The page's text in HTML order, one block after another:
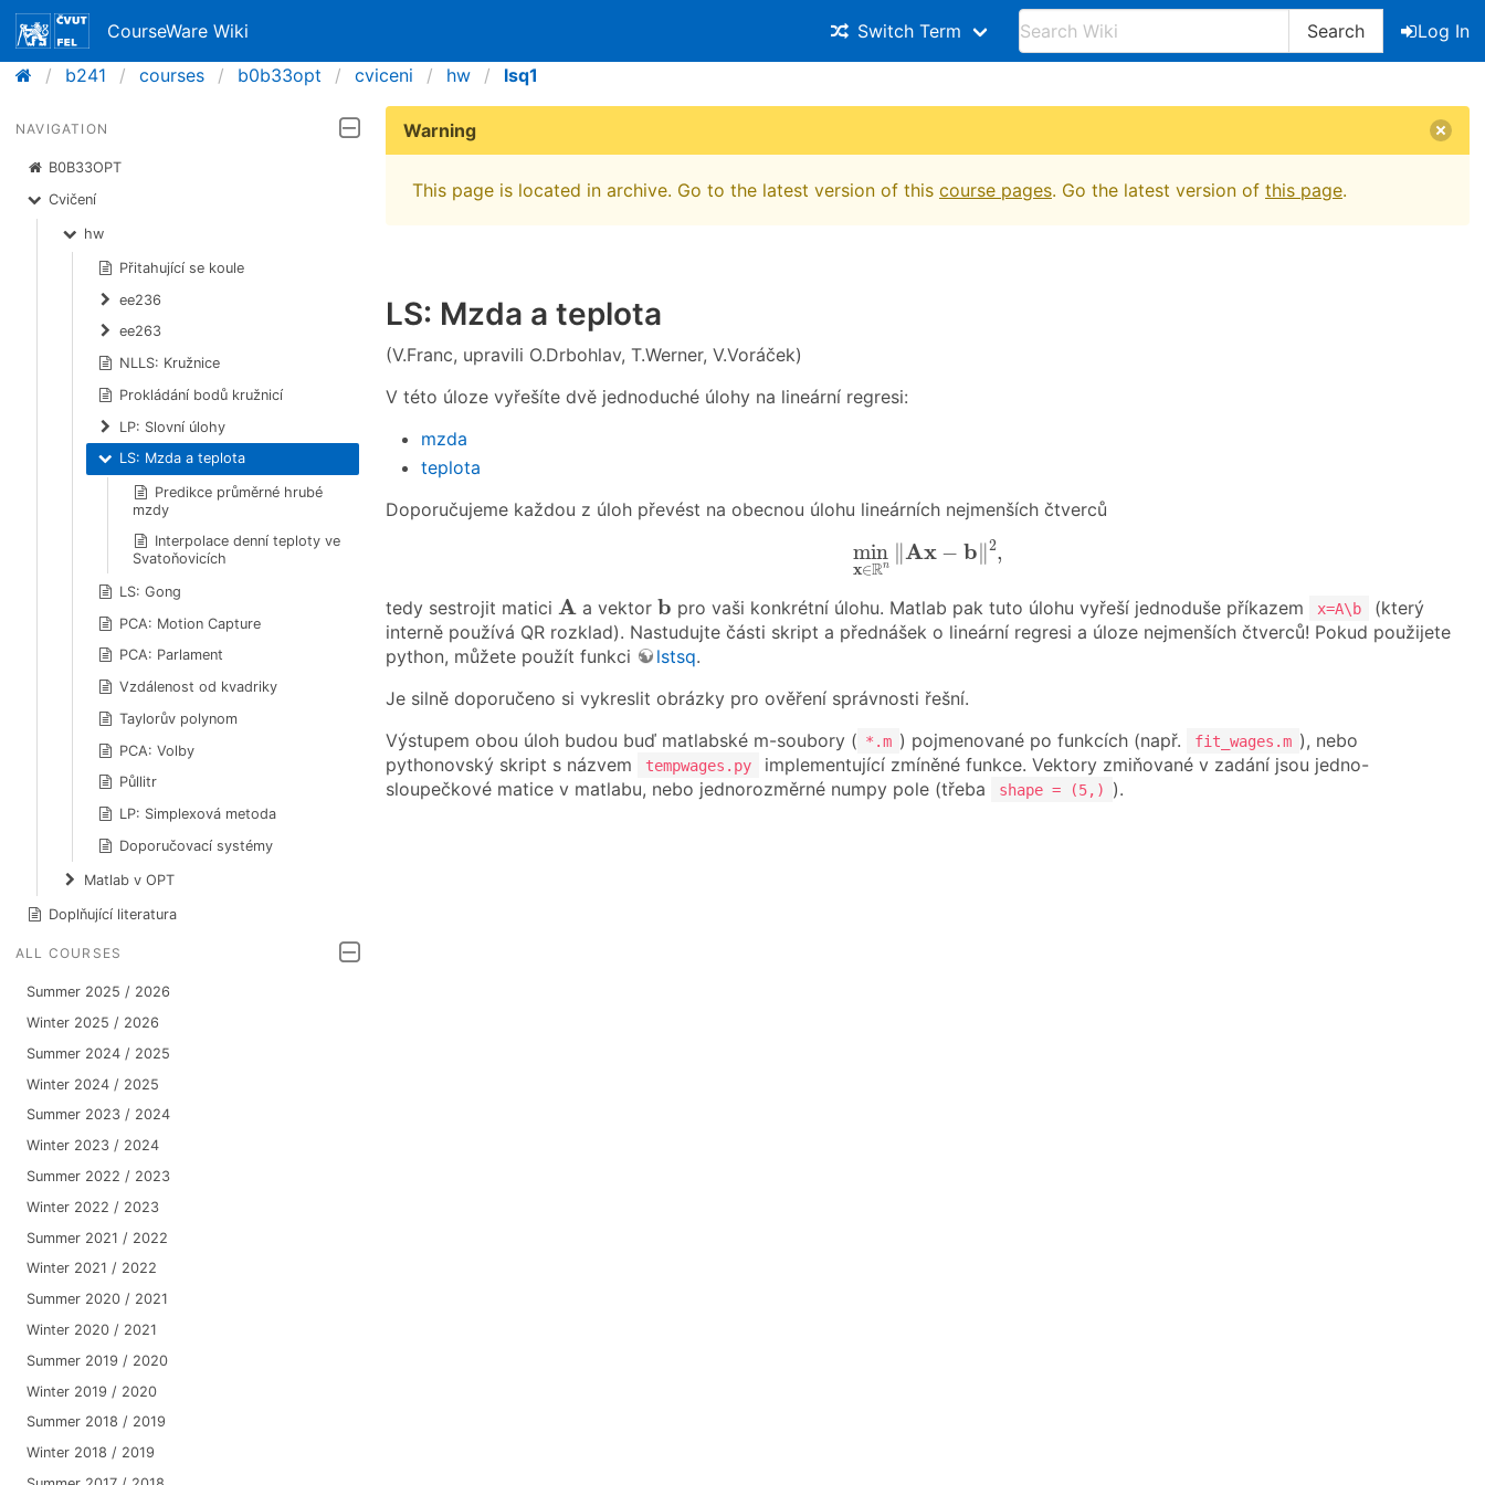
CourseWare Wiki Switch Term Search
Log In
b241
courses b0b33opt cviceni hw lsq1
NAVIGATION
B0B33OPT
Cvičení
hw
Přitahující se koule
ee236
ee263
NLLS: Kružnice
Prokládání bodů kružnicí
LP: Slovní úlohy
LS: Mzda a teplota
Predikce průměrné hrubé
mzdy
Interpolace denní teploty ve
Svatoňovicích
LS: Gong
PCA: Motion Capture
PCA: Parlament
Vzdálenost od kvadriky
Taylorův polynom
PCA: Volby
Půllitr
LP: Simplexová metoda
Doporučovací systémy
Matlab v OPT
Doplňující literatura
ALL COURSES
Summer 2025 / 2026
Winter 2025 / 2026
Summer 2024 / 2025
Winter 2024 / 2025
Summer 2023 / 2024
Winter 2023 / 2024
Summer 2022 / 2023
Winter 2022 / 2023
Summer 2021 / 2022
Winter 2021 / 2022
Summer 2020 / 2021
Winter 2020 / 2021
Summer 2019 / 2020
Winter 2019 / 2020
Summer 2018 / 2019
Winter 2018 / 2019
Warning
This page is located in archive. Go to the latest version of this course pages. Go the latest version of this page.
LS: Mzda a teplota
(V.Franc, upravili O.Drbohlav, T.Werner, V.Voráček)
V této úloze vyřešíte dvě jednoduché úlohy na lineární regresi:
mzda
teplota
Doporučujeme každou z úloh převést na obecnou úlohu lineárních nejmenších čtverců
min
x∈Rn
∥Ax − b∥2,
min x∈ A x−
tedy sestrojit matici A
A a vektor b
b pro vaši konkrétní úlohu. Matlab pak tuto úlohu vyřeší jednoduše příkazem x=A\b
(který
interně používá QR rozklad). Nastudujte části skript a přednášek o lineární regresi a úloze nejmenších čtverců! Pokud použijete
python, můžete použít funkci
lstsq.
Je silně doporučeno si vykreslit obrázky pro ověření správnosti řešní.
Výstupem obou úloh budou buď matlabské m-soubory ( *.m ) pojmenované po funkcích (např. fit_wages.m ), nebo
pythonovský skript s názvem
tempwages.py
implementující zmíněné funkce. Vektory zmiňované v zadání jsou jedno-
sloupečkové matice v matlabu, nebo jednorozměrné numpy pole (třeba
shape = (5,) ).